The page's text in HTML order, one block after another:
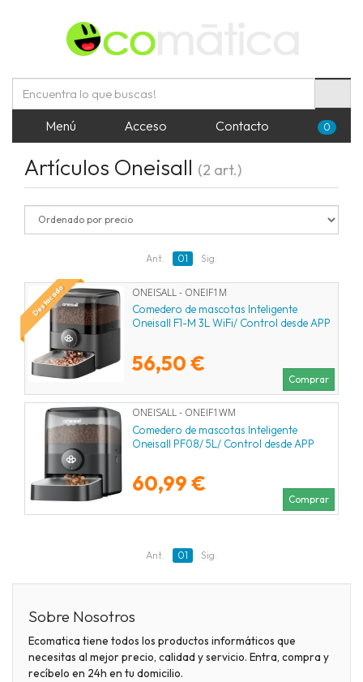
Menú Acceso Contacto 0
Artículos Oneisall (2 art.)
Ant. 01 Sig.
Destacado ONEISALL - ONEIF1M
Comedero de mascotas Inteligente
Oneisall F1-M 3L WiFi/ Control desde APP
56,50 €
Comprar
ONEISALL - ONEIF1WM
Comedero de mascotas Inteligente
Oneisall PF08/ 5L/ Control desde APP
60,99 €
Comprar
Ant. 01 Sig.
Sobre Nosotros
Ecomatica tiene todos los productos informáticos que
necesitas al mejor precio, calidad y servicio. Entra, compra y
recíbelo en 24h en tu domicilio.